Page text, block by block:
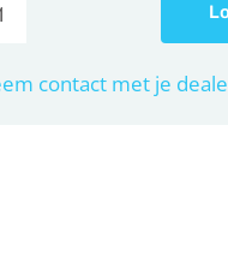
contact met je